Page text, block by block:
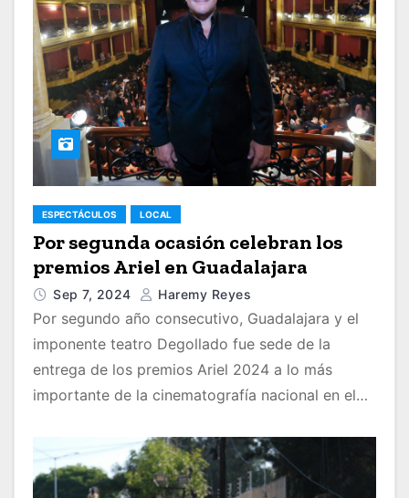
ESPECTÁCULOS LOCAL
Por segunda ocasión celebran los
premios Ariel en Guadalajara
Sep 7, 2024 Haremy Reyes
Por segundo año consecutivo, Guadalajara y el
imponente teatro Degollado fue sede de la
entrega de los premios Ariel 2024 a lo más
importante de la cinematografía nacional en el…